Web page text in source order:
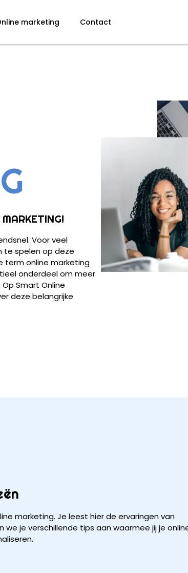
marketing Contact
Voor veel
te spelen op deze
term online marketing
onderdeel om meer
Smart Online
deze belangrijke
marketing. Je leest hier de ervaringen van
je verschillende tips aan waarmee jij je